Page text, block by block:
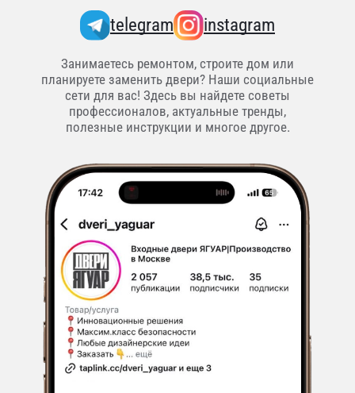
telegram instagram
Занимаетесь ремонтом, строите дом или
планируете заменить двери? Наши социальные
сети для вас! Здесь вы найдете советы
профессионалов, актуальные тренды,
полезные инструкции и многое другое.